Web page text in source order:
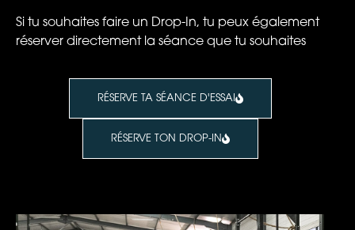
Si tu souhaites faire un Drop-In, tu peux également
réserver directement la séance que tu souhaites
RÉSERVE TA SÉANCE D'ESSAI
RÉSERVE TON DROP-IN